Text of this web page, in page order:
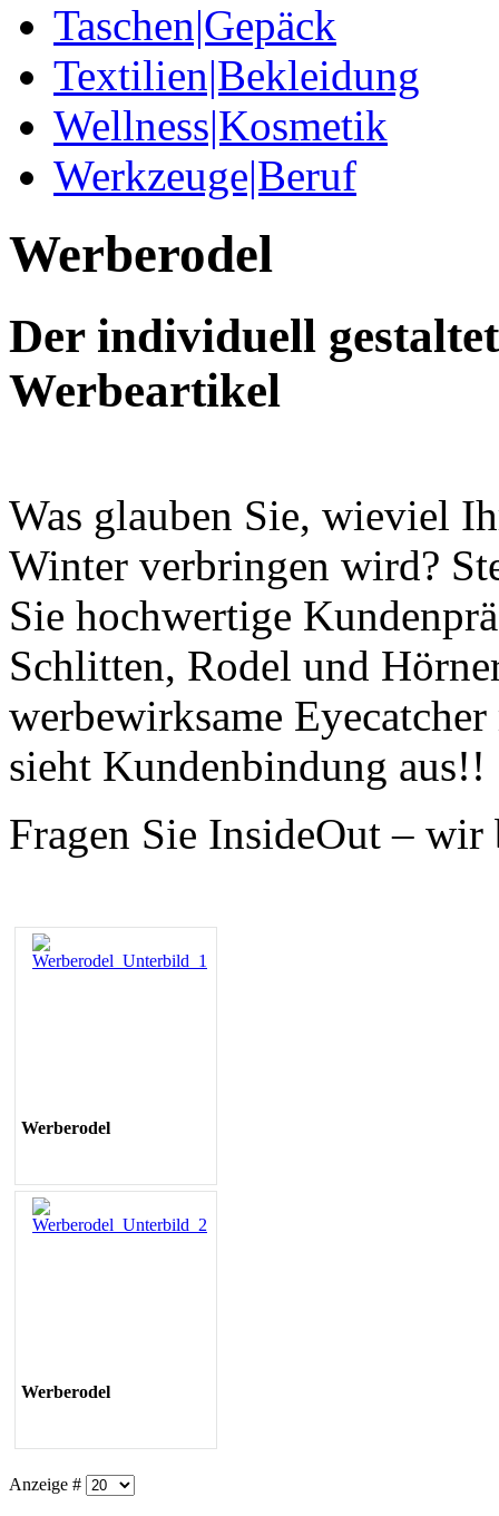
Taschen|Gepäck
Textilien|Bekleidung
Wellness|Kosmetik
Werkzeuge|Beruf
Werberodel
Der individuell
Werbeartikel
Was glauben Sie, wieviel
Winter verbringen wird?
Sie hochwertige
Schlitten, Rodel und
werbewirksame
sieht Kundenbindung aus!!
Fragen Sie InsideOut – wir
Werberodel
Werberodel
Anzeige #